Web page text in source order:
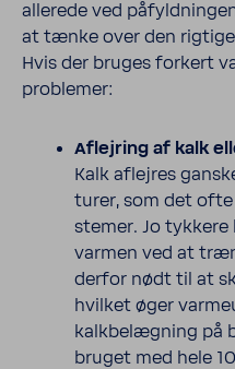
alle­rede ved
at tænke over den
Hvis der bruges forkert
problemer:
Aflej­ring af kalk
Kalk aflejres
turer, som det
stemer. Jo
varmen ved at
derfor nødt til at
hvilket øger
kalkbelægning på
bruget med hele